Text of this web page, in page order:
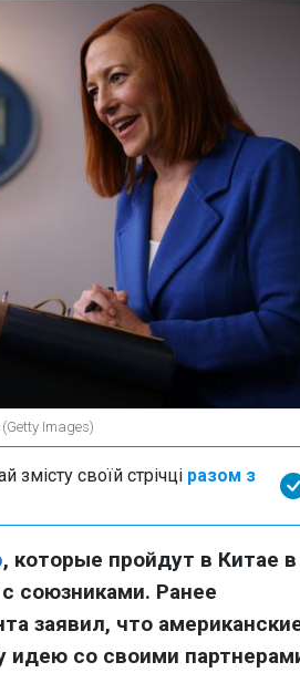
Images)
змісту своїй стрічці разом з
, которые пройдут в Китае в
союзниками. Ранее
заявил, что
идею со своими